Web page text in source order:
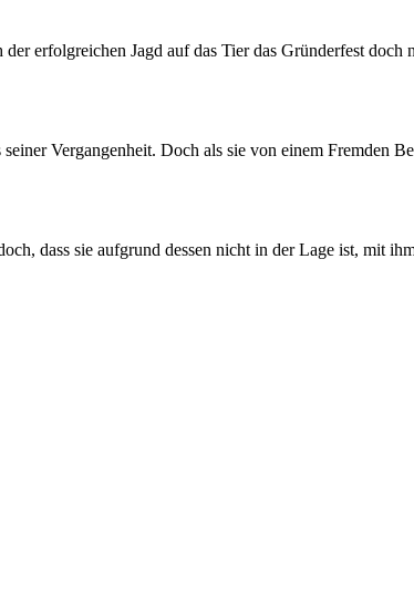
erfolgreichen Jagd auf das Tier das Gründerfest doch
Vergangenheit. Doch als sie von einem Fremden
dass sie aufgrund dessen nicht in der Lage ist, mit